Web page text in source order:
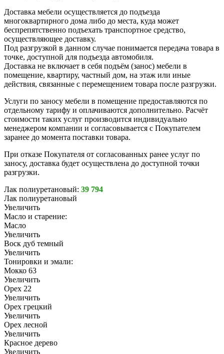
Доставка мебели осуществляется до подъезда
многоквартирного дома либо до места, куда может
беспрепятственно подъехать транспортное средство,
осуществляющее доставку.
Под разгрузкой в данном случае понимается передача товара в
точке, доступной для подъезда автомобиля.
Доставка не включает в себя подъём (занос) мебели в
помещение, квартиру, частный дом, на этаж или иные
действия, связанные с перемещением товара после разгрузки.
Услуги по заносу мебели в помещение предоставляются по
отдельному тарифу и оплачиваются дополнительно. Расчёт
стоимости таких услуг производится индивидуально
менеджером компании и согласовывается с Покупателем
заранее до момента поставки товара.
При отказе Покупателя от согласованных ранее услуг по
заносу, доставка будет осуществлена до доступной точки
разгрузки.
Лак полиуретановый: 39 794
Лак полиуретановый
Увеличить
Масло и старение:
Масло
Увеличить
Воск дуб темный
Увеличить
Тонировки и эмали:
Мокко 63
Увеличить
Орех 22
Увеличить
Орех грецкий
Увеличить
Орех лесной
Увеличить
Красное дерево
Увеличить